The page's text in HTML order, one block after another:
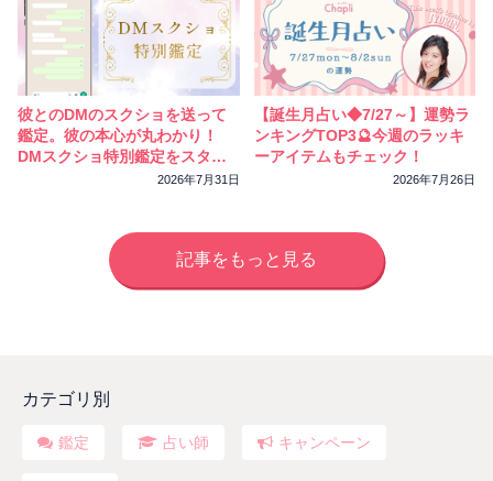
彼とのDMのスクショを送って
鑑定。彼の本心が丸わかり！
DMスクショ特別鑑定をスター
2026年7月31日
【誕生月占い◆7/27～】運勢ラ
ンキングTOP3🔮今週のラッキ
ーアイテムもチェック！
2026年7月26日
記事をもっと見る
カテゴリ別
鑑定 占い師 キャンペーン